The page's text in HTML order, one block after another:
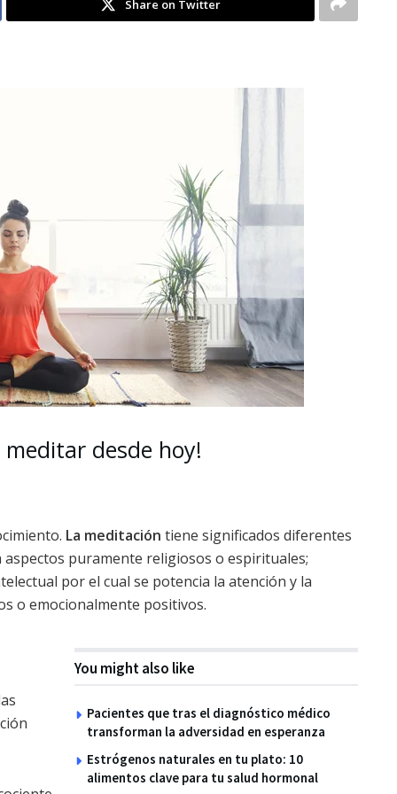
Share on Twitter
meditar desde hoy!
. La meditación tiene significados diferentes
puramente religiosos o espirituales;
por el cual se potencia la atención y la
o emocionalmente positivos.
You might also like
Pacientes que tras el diagnóstico médico
transforman la adversidad en esperanza
Estrógenos naturales en tu plato: 10
alimentos clave para tu salud hormonal